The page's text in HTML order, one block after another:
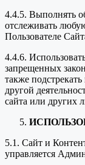
4.4.5. Выполнять
отслеживать
Пользователе
4.4.6.
запрещенных
также
другой
сайта или других
5.1. Сайт и
управляется